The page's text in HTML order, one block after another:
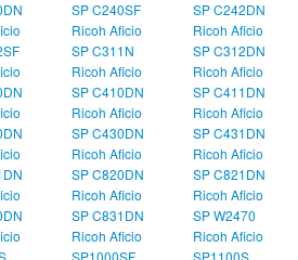
SP C240SF
SP C242DN
Ricoh Aficio
SP C311N
Ricoh Aficio
SP C312DN
Ricoh Aficio
SP C410DN
Ricoh Aficio
SP C411DN
Ricoh Aficio
SP C430DN
Ricoh Aficio
SP C431DN
Ricoh Aficio
SP C820DN
Ricoh Aficio
SP C821DN
Ricoh Aficio
SP C831DN
Ricoh Aficio
SP W2470
Ricoh Aficio
Ricoh Aficio